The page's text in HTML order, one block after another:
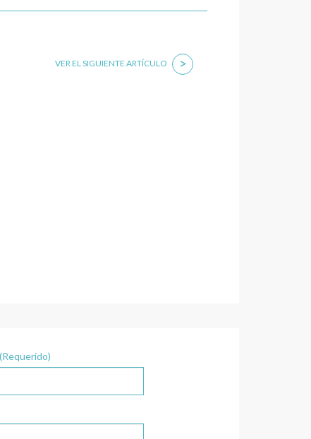
VER EL SIGUIENTE ARTÍCULO >